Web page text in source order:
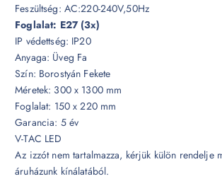
Feszültség: AC:220-240V,50Hz
Foglalat: E27 (3x)
IP védettség: IP20
Anyaga: Üveg Fa
Szín: Borostyán Fekete
Méretek: 300 x 1300 mm
Foglalat: 150 x 220 mm
Garancia: 5 év
V-TAC LED
Az izzót nem tartalmazza, kérjük külön rendelje
áruházunk kínálatából.